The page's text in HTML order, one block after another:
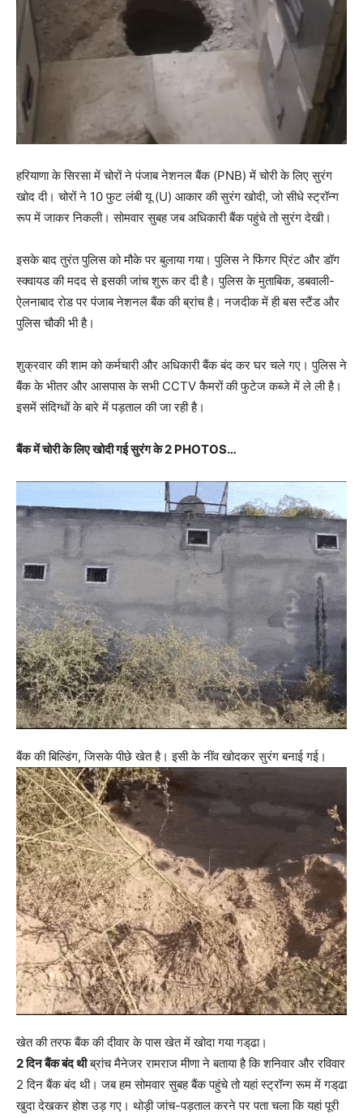
हरियाणा के सिरसा में चोरों ने पंजाब नेशनल बैंक (PNB) में चोरी के लिए सुरंग
खोद दी। चोरों ने 10 फुट लंबी यू (U) आकार की सुरंग खोदी, जो सीधे स्ट्रॉन्ग
रूप में जाकर निकली। सोमवार सुबह जब अधिकारी बैंक पहुंचे तो सुरंग देखी।
इसके बाद तुरंत पुलिस को मौके पर बुलाया गया। पुलिस ने फिंगर प्रिंट और डॉग
स्क्वायड की मदद से इसकी जांच शुरू कर दी है। पुलिस के मुताबिक, डबवाली-
ऐलनाबाद रोड पर पंजाब नेशनल बैंक की ब्रांच है। नजदीक में ही बस स्टैंड और
पुलिस चौकी भी है।
शुक्रवार की शाम को कर्मचारी और अधिकारी बैंक बंद कर घर चले गए। पुलिस ने
बैंक के भीतर और आसपास के सभी CCTV कैमरों की फुटेज कब्जे में ले ली है।
इसमें संदिग्धों के बारे में पड़ताल की जा रही है।
बैंक में चोरी के लिए खोदी गई सुरंग के 2 PHOTOS…
बैंक की बिल्डिंग, जिसके पीछे खेत है। इसी के नींव खोदकर सुरंग बनाई गई।
खेत की तरफ बैंक की दीवार के पास खेत में खोदा गया गड्‌ढा।
2 दिन बैंक बंद थीब्रांच मैनेजर रामराज मीणा ने बताया है कि शनिवार और रविवार
2 दिन बैंक बंद थी। जब हम सोमवार सुबह बैंक पहुंचे तो यहां स्ट्रॉन्ग रूम में गड्‌ढा
खुदा देखकर होश उड़ गए। थोड़ी जांच-पड़ताल करने पर पता चला कि यहां पूरी